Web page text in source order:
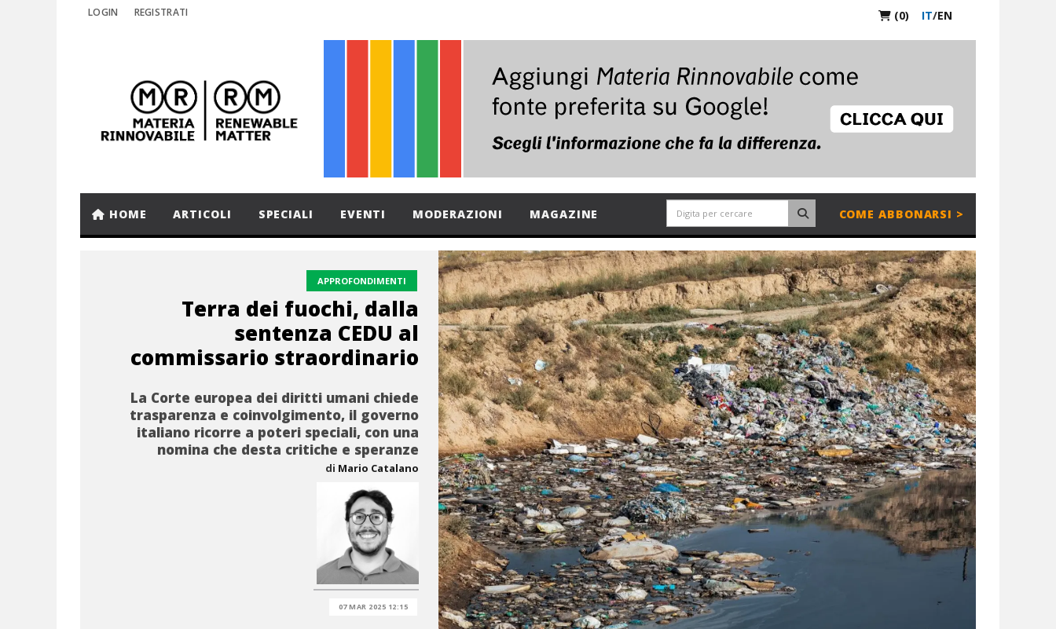
LOGIN REGISTRATI (0) IT/EN
HOME ARTICOLI SPECIALI EVENTI MODERAZIONI MAGAZINE COME ABBONARSI >
APPROFONDIMENTI
Terra dei fuochi, dalla
sentenza CEDU al
commissario straordinario
La Corte europea dei diritti umani chiede
trasparenza e coinvolgimento, il governo
italiano ricorre a poteri speciali, con una
nomina che desta critiche e speranze
di Mario Catalano
07 MAR 2025 12:15